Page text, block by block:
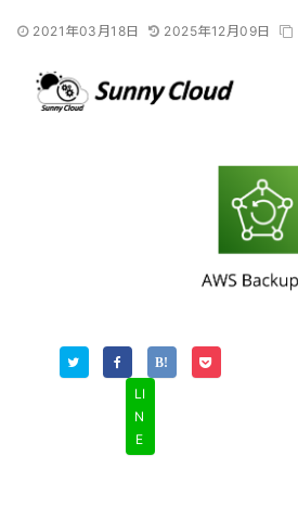
2021年03月18日 2025年12月09日
LI
N
E